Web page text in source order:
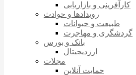
کارآفرینی و بازاریابی
رویدادها و حوادث
طبیعت و حیوانات
گردشگری و مهاجرت
بانک و بورس
ارزدیجیتال
مجلات
حمایت آنلاین